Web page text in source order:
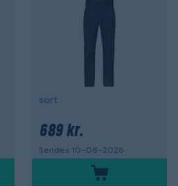
sort
689 kr.
Sendes 10-08-2026